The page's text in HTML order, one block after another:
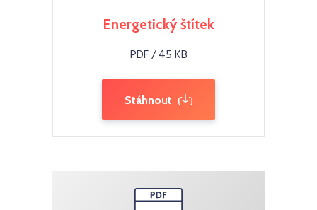
Energetický štítek
PDF / 45 KB
Stáhnout